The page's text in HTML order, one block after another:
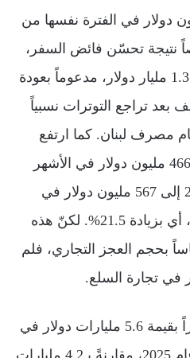
بنحو 700 مليون دولار في الفترة نفسها من
نتيجة تحسّن فائض السفر،
الذي ارتفع بنسبة 33% إلى 1.3 مليار دولار، مدعوماً بعودة
بعد تراجع التوترات نسبياً
أرقام مصرف لبنان. كما ارتفع
فائض الخدمات المالية من 466 مليون دولار في الأشهر
التسعة الأولى من عام 2024 إلى 567 مليون دولار في
الفترة نفسها من عام 2025، أي بزيادة 21.5%. لكنّ هذه
بحجم العجز التجاري، فلم
في تجارة السلع.
سجّل الحساب الجاري عجزاً بقيمة 5.6 مليارات دولار في
الأشهر التسعة الأولى من عام 2025، مقارنةً بـ4.2 مليارات